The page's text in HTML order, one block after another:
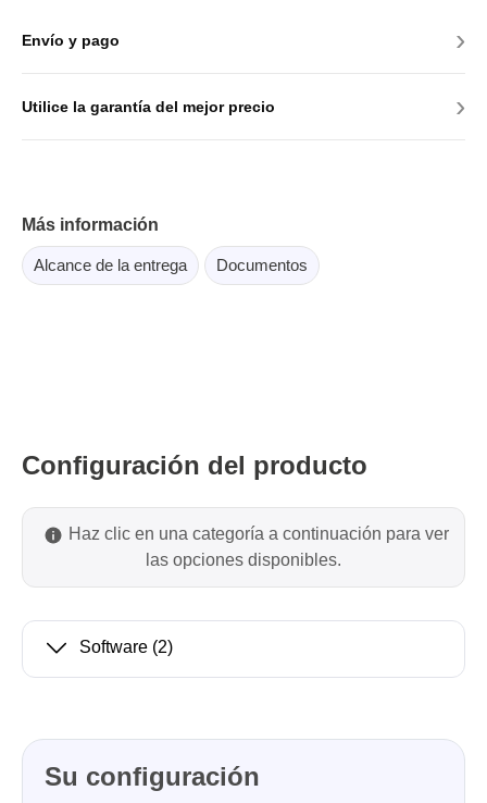
Envío y pago ›
Utilice la garantía del mejor precio ›
Más información
Alcance de la entrega Documentos
Configuración del producto
Haz clic en una categoría a continuación para ver
las opciones disponibles.
Software (2)
Su configuración